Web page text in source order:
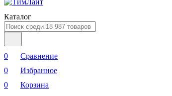
Каталог
0
Сравнение
0
Избранное
0
Корзина